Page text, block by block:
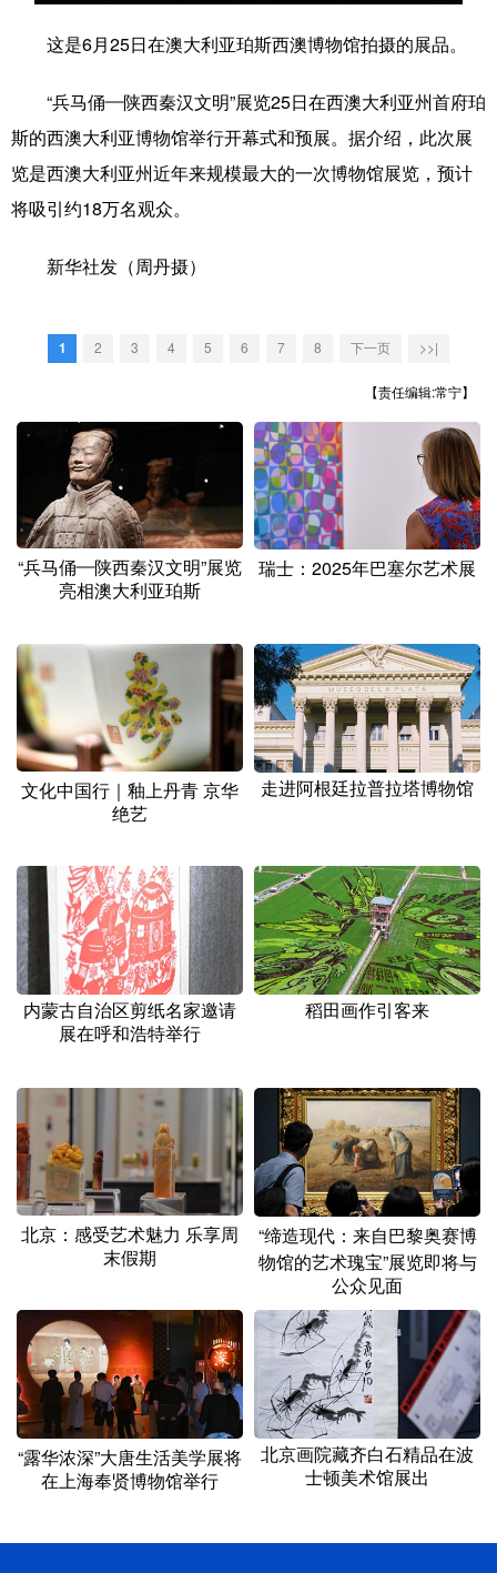
浙江 安徽 福建 江西
广东 广西 海南 重庆
四川 贵州 云南 西藏
新疆 内蒙古
多语种频道
عربى
Русский язык 日本語 한국어
Deutsch Português
这是6月25日在澳大利亚珀斯西澳博物馆拍摄的展品。
“兵马俑—陕西秦汉文明”展览25日在西澳大利亚州首府珀
斯的西澳大利亚博物馆举行开幕式和预展。据介绍，此次展
览是西澳大利亚州近年来规模最大的一次博物馆展览，预计
将吸引约18万名观众。
新华社发（周丹摄）
1 2 3 4 5 6 7 8 下一页 >>|
【责任编辑:常宁】
“兵马俑—陕西秦汉文明”展览
亮相澳大利亚珀斯
瑞士：2025年巴塞尔艺术展
文化中国行｜釉上丹青 京华
绝艺
走进阿根廷拉普拉塔博物馆
内蒙古自治区剪纸名家邀请
展在呼和浩特举行
稻田画作引客来
北京：感受艺术魅力 乐享周
末假期
“缔造现代：来自巴黎奥赛博
物馆的艺术瑰宝”展览即将与
公众见面
“露华浓深”大唐生活美学展将
在上海奉贤博物馆举行
北京画院藏齐白石精品在波
士顿美术馆展出